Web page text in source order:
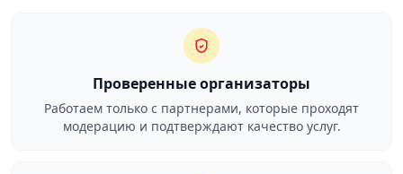
Проверенные организаторы
Работаем только с партнерами, которые проходят
модерацию и подтверждают качество услуг.